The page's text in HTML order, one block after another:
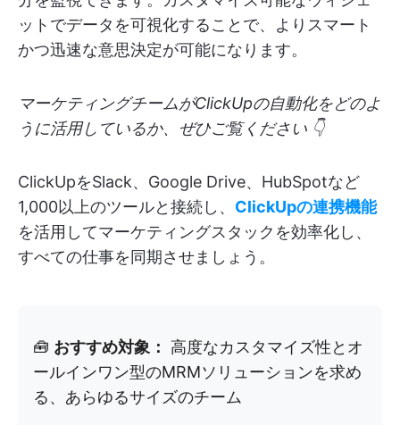
ットでデータを可視化することで、よりスマート
かつ迅速な意思決定が可能になります。
マーケティングチームがClickUpの自動化をどのよ
うに活用しているか、ぜひご覧ください 👇
ClickUpをSlack、Google Drive、HubSpotなど
1,000以上のツールと接続し、 ClickUpの連携機能
を活用してマーケティングスタックを効率化し、
すべての仕事を同期させましょう。
🧰 おすすめ対象：
高度なカスタマイズ性とオ
ールインワン型のMRMソリューションを求め
る、あらゆるサイズのチーム